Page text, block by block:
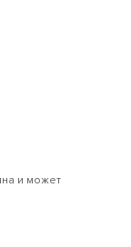
и может